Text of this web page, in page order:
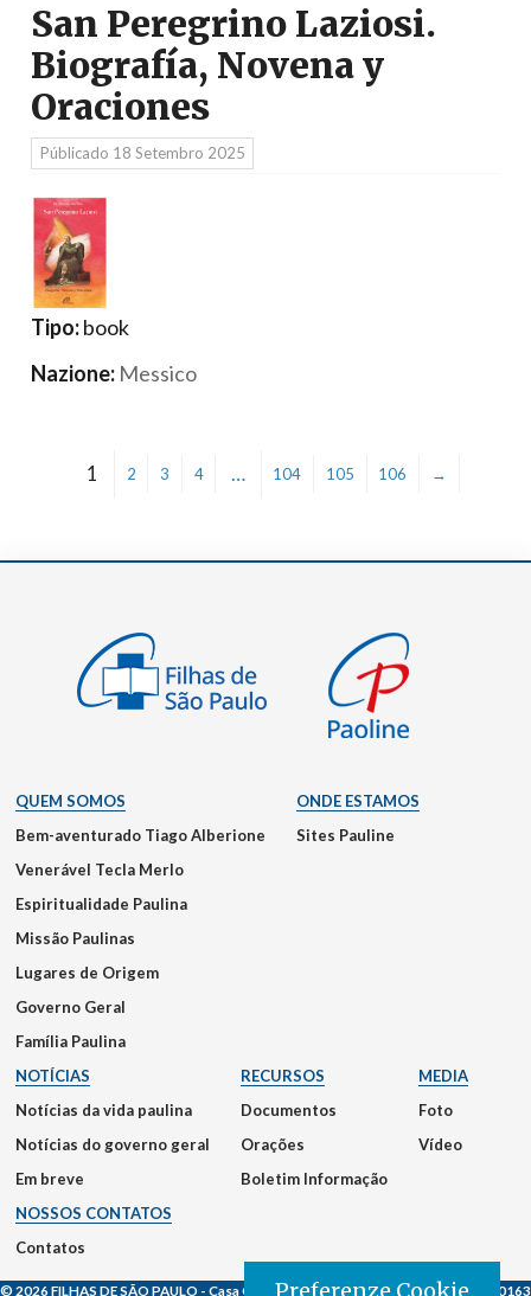
San Peregrino Laziosi.
Biografía, Novena y
Oraciones
Públicado 18 Setembro 2025
Tipo:book
Nazione: Messico
1 2 3 4 … 104 105 106 →
QUEM SOMOS
Bem-aventurado Tiago Alberione
Venerável Tecla Merlo
Espiritualidade Paulina
Missão Paulinas
Lugares de Origem
Governo Geral
Família Paulina
ONDE ESTAMOS
Sites Pauline
NOTÍCIAS
Notícias da vida paulina
Notícias do governo geral
Em breve
RECURSOS
Documentos
Orações
Boletim Informação
MEDIA
Foto
Vídeo
NOSSOS CONTATOS
Contatos
© 2026 FILHAS DE SÃO PAULO - Casa Generalizia - Via S. Giovanni Eudes, 25, 00163